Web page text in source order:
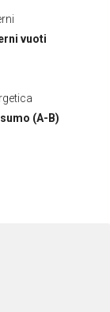
vuoti
(A-B)